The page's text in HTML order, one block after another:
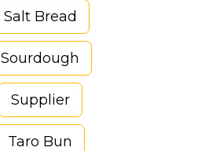
Salt Bread
Sourdough
Supplier
Taro Bun